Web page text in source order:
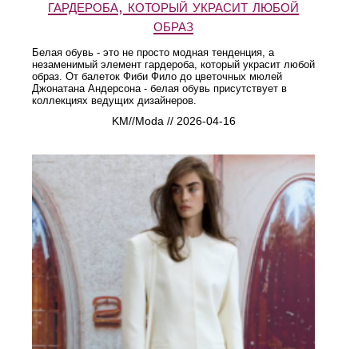
гардероба, который украсит любой
образ
Белая обувь - это не просто модная тенденция, а
незаменимый элемент гардероба, который украсит любой
образ. От балеток Фиби Фило до цветочных мюлей
Джонатана Андерсона - белая обувь присутствует в
коллекциях ведущих дизайнеров.
KM//Moda // 2026-04-16